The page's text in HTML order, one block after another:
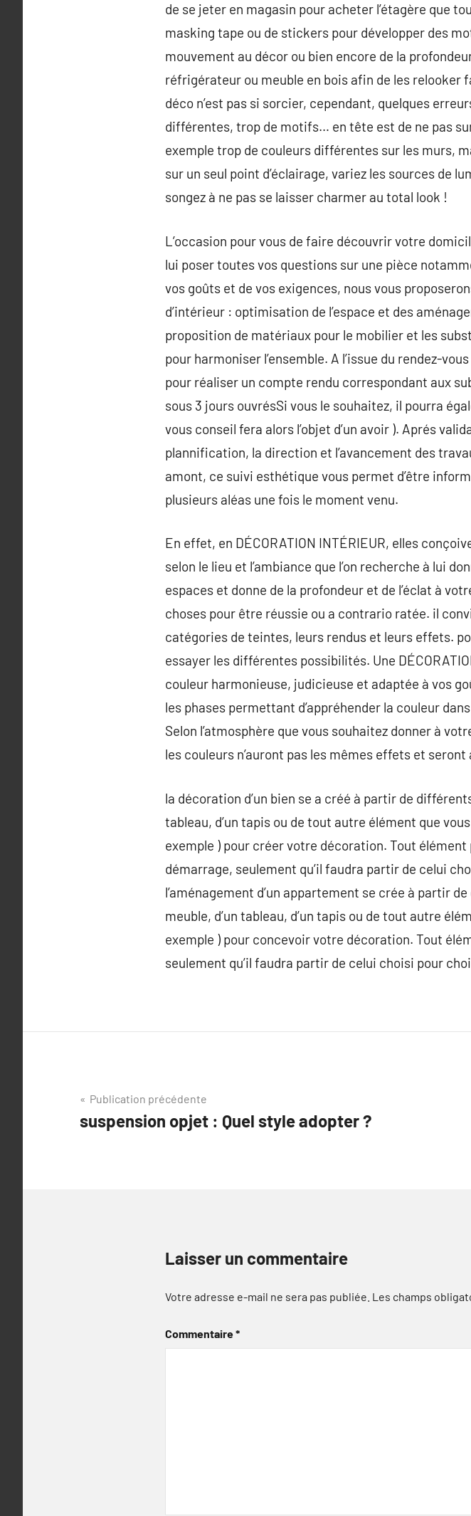
de se jeter en magasin pour acheter l’étagère que
masking tape ou de stickers pour développer des
mouvement au décor ou bien encore de la
réfrigérateur ou meuble en bois afin de les relooker
déco n’est pas si sorcier, cependant, quelques
différentes, trop de motifs… en tête est de ne pas
exemple trop de couleurs différentes sur les murs,
sur un seul point d’éclairage, variez les sources de
songez à ne pas se laisser charmer au total look !
L’occasion pour vous de faire découvrir votre
lui poser toutes vos questions sur une pièce
vos goûts et de vos exigences, nous vous
d’intérieur : optimisation de l’espace et des
proposition de matériaux pour le mobilier et les
pour harmoniser l’ensemble. A l’issue du rendez-
pour réaliser un compte rendu correspondant aux
sous 3 jours ouvrésSi vous le souhaitez, il pourra
vous conseil fera alors l’objet d’un avoir ). Aprés
plannification, la direction et l’avancement des
amont, ce suivi esthétique vous permet d’être
plusieurs aléas une fois le moment venu.
En effet, en DÉCORATION INTÉRIEUR, elles
selon le lieu et l’ambiance que l’on recherche à lui
espaces et donne de la profondeur et de l’éclat à
choses pour être réussie ou a contrario ratée. il
catégories de teintes, leurs rendus et leurs effets.
essayer les différentes possibilités. Une
couleur harmonieuse, judicieuse et adaptée à vos
les phases permettant d’appréhender la couleur
Selon l’atmosphère que vous souhaitez donner à
les couleurs n’auront pas les mêmes effets et
la décoration d’un bien se a créé à partir de
tableau, d’un tapis ou de tout autre élément que
exemple ) pour créer votre décoration. Tout
démarrage, seulement qu’il faudra partir de celui
l’aménagement d’un appartement se crée à partir
meuble, d’un tableau, d’un tapis ou de tout autre
exemple ) pour concevoir votre décoration. Tout
seulement qu’il faudra partir de celui choisi pour
Navigation
de
Publication précédente
suspension opjet : Quel style adopter ?
Laisser un commentaire
Votre adresse e-mail ne sera pas publiée. Les champs
Commentaire*